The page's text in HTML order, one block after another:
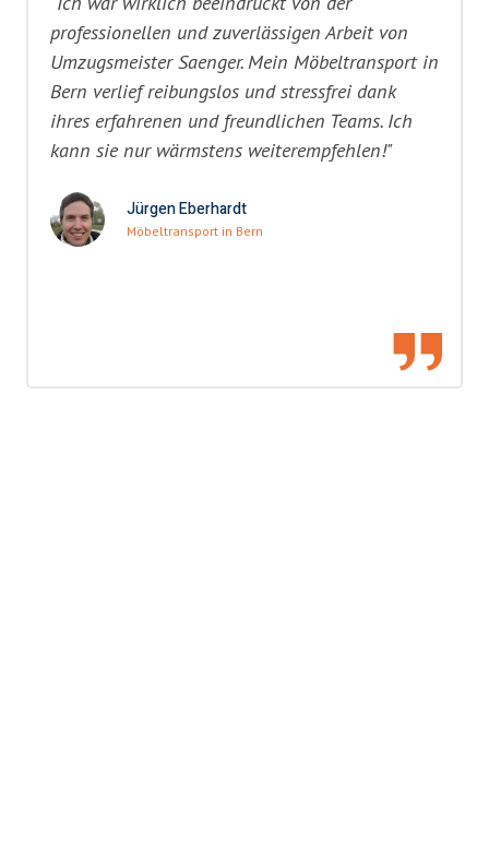
professionellen und zuverlässigen Arbeit von
Umzugsmeister Saenger. Mein Möbeltransport in
Bern verlief reibungslos und stressfrei dank
ihres erfahrenen und freundlichen Teams. Ich
kann sie nur wärmstens weiterempfehlen!"
Jürgen Eberhardt
Möbeltransport in Bern